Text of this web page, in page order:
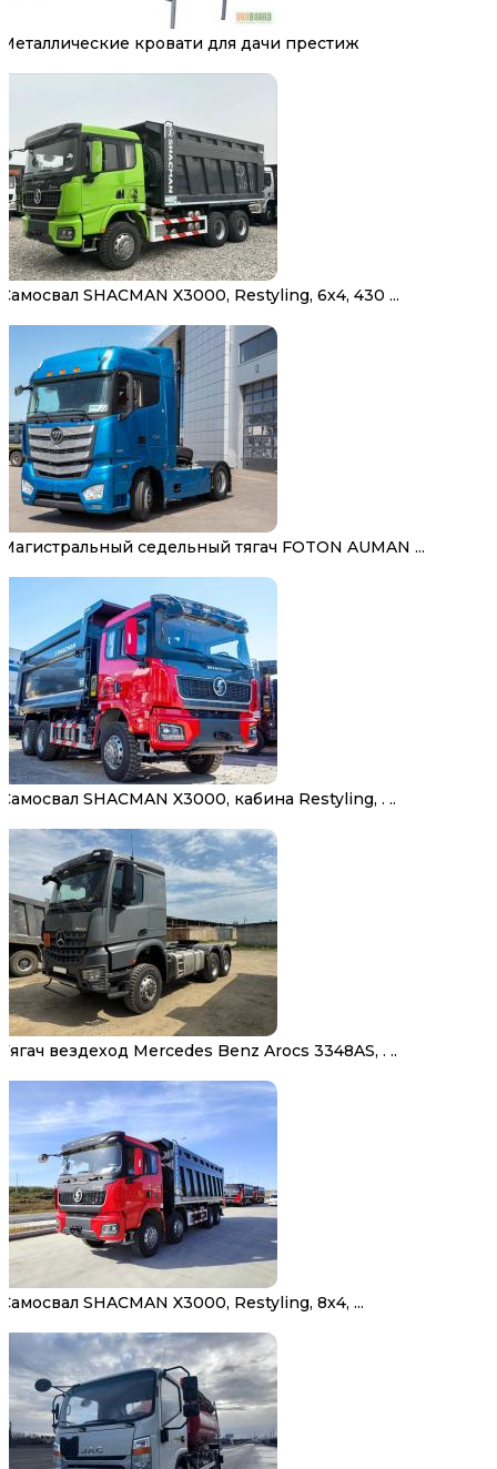
Металлические кровати для дачи престиж
Самосвал SHACMAN X3000, Restyling, 6х4, 430 ...
Магистральный седельный тягач FOTON AUMAN ...
Самосвал SHACMAN X3000, кабина Restyling, . ..
Тягач вездеход Mercedes Benz Arocs 3348AS, . ..
Самосвал SHACMAN X3000, Restyling, 8х4, ...